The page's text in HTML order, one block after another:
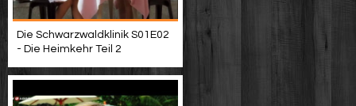
Die Schwarzwaldklinik S01E02
- Die Heimkehr Teil 2